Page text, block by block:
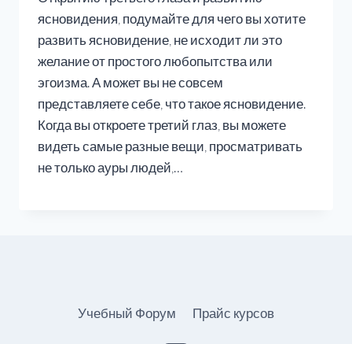
ясновидения, подумайте для чего вы хотите
развить ясновидение, не исходит ли это
желание от простого любопытства или
эгоизма. А может вы не совсем
представляете себе, что такое ясновидение.
Когда вы откроете третий глаз, вы можете
видеть самые разные вещи, просматривать
не только ауры людей,…
Учебный Форум Прайс курсов